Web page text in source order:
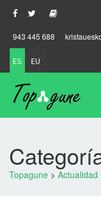
943 445 688
ES EU
Topagune > Actualidad